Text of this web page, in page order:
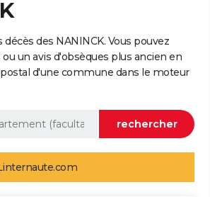
des NANINCK. Vous pouvez
un avis d'obsèques plus ancien en
d'une commune dans le moteur